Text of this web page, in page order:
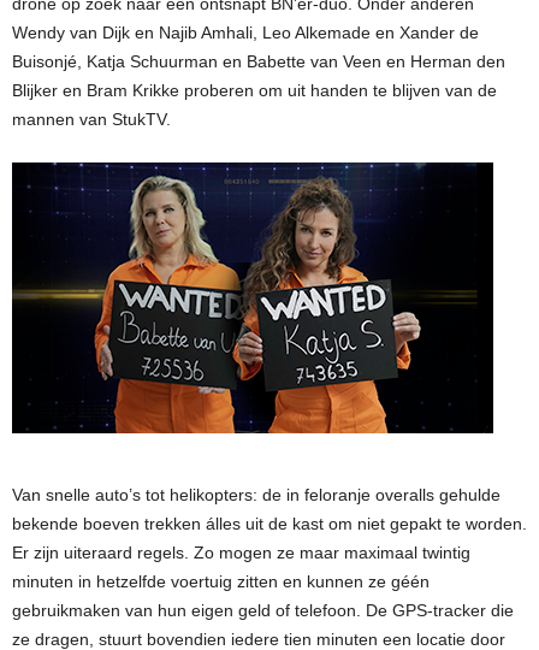
Wendy van Dijk en Najib Amhali, Leo Alkemade en Xander de
Buisonjé, Katja Schuurman en Babette van Veen en Herman den
Blijker en Bram Krikke proberen om uit handen te blijven van de
mannen van StukTV.
Van snelle auto’s tot helikopters: de in feloranje overalls gehulde
bekende boeven trekken álles uit de kast om niet gepakt te worden.
Er zijn uiteraard regels. Zo mogen ze maar maximaal twintig
minuten in hetzelfde voertuig zitten en kunnen ze géén
gebruikmaken van hun eigen geld of telefoon. De GPS-tracker die
ze dragen, stuurt bovendien iedere tien minuten een locatie door